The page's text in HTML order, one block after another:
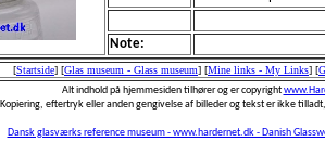
Note:
[Startside] [Glas museum - Glass museum] [Mine links - My Links] [
Alt indhold på hjemmesiden tilhører og er copyright
Kopiering, eftertryk eller anden gengivelse af billeder og tekst er ikke
Dansk glasværks reference museum - www.hardernet.dk - Danish